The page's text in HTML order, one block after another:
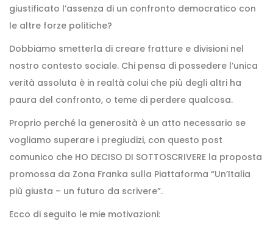
giustificato l’assenza di un confronto democratico con
le altre forze politiche?
Dobbiamo smetterla di creare fratture e divisioni nel
nostro contesto sociale. Chi pensa di possedere l’unica
verità assoluta è in realtà colui che più degli altri ha
paura del confronto, o teme di perdere qualcosa.
Proprio perché la generosità è un atto necessario se
vogliamo superare i pregiudizi, con questo post
comunico che HO DECISO DI SOTTOSCRIVERE la proposta
promossa da Zona Franka sulla Piattaforma “Un’Italia
più giusta – un futuro da scrivere”.
Ecco di seguito le mie motivazioni: